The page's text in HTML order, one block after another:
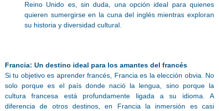
Reino Unido es, sin duda, una opción ideal para quienes
quieren sumergirse en la cuna del inglés mientras exploran
su historia y diversidad cultural.
Francia: Un destino ideal para los amantes del francés
Si tu objetivo es aprender francés, Francia es la elección obvia. No
solo porque es el país donde nació la lengua, sino porque la
cultura francesa está profundamente ligada a su idioma. A
diferencia de otros destinos, en Francia la inmersión es casi